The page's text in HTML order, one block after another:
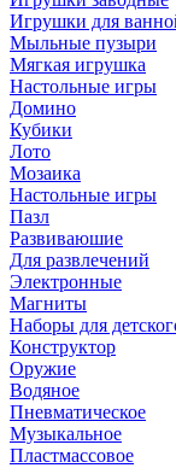
Игрушки для
Мыльные пузыри
Мягкая игрушка
Настольные игры
Домино
Кубики
Лото
Мозаика
Настольные игры
Пазл
Развиваюшие
Для развлечений
Электронные
Магниты
Наборы для
Конструктор
Оружие
Водяное
Пневматическое
Музыкальное
Пластмассовое